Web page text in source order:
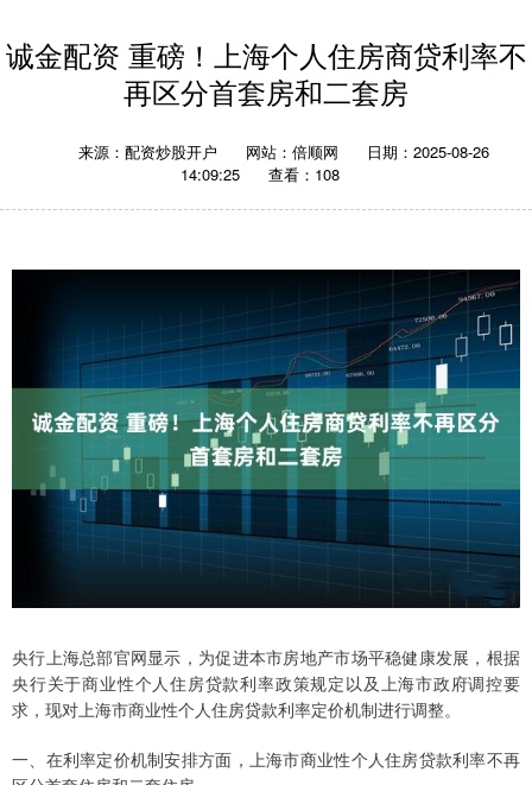
诚金配资 重磅！上海个人住房商贷利率不
再区分首套房和二套房
来源：配资炒股开户 网站：倍顺网
日期：2025-08-26
14:09:25
查看：108
央行上海总部官网显示，为促进本市房地产市场平稳健康发展，根据
央行关于商业性个人住房贷款利率政策规定以及上海市政府调控要
求，现对上海市商业性个人住房贷款利率定价机制进行调整。
一、在利率定价机制安排方面，上海市商业性个人住房贷款利率不再